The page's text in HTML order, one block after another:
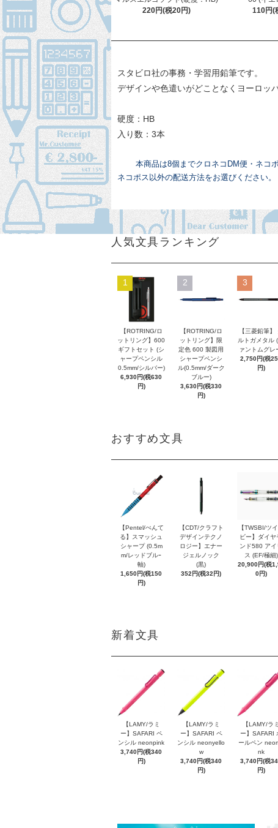
220円(税20円)
110円(
スタビロ社の事務・学習用鉛筆です。
デザインや色遣いがどことなくヨーロッ
硬度：HB
入り数：3本
本商品は8個までクロネコDM便・ネコ
ネコポス以外の配送方法をお選びください。
人気文具ランキング
1
【ROTRING/ロ
ットリング】600
ギフトセット (シ
ャープペンシル
0.5mm/シルバー)
6,930円(税630
円)
2
【ROTRING/ロ
ットリング】限
定色 600 製図用
シャープペンシ
ル(0.5mm/ダーク
ブルー)
3,630円(税330
円)
3
【三菱鉛筆】
ルトガメタル
ァントムグレ
2,750円(税
円)
おすすめ文具
【Pentel/ぺんて
る】スマッシュ
シャープ (0.5m
m/レッドブルｰ
軸)
1,650円(税150
円)
【CDT/クラフト
デザインテクノ
ロジー】エナー
ジェルノック
(黒)
352円(税32円)
【TWSBI/ツ
ビー】ダイヤ
ンド580 アイ
ス (EF/極細)
20,900円(税
0円)
新着文具
【LAMY/ラミ
ー】SAFARI ペ
ンシル neonpink
3,740円(税340
円)
【LAMY/ラミ
ー】SAFARI ペ
ンシル neonyello
w
3,740円(税340
円)
【LAMY/ラミ
ー】SAFARI
ールペン
nk
3,740円(税
円)